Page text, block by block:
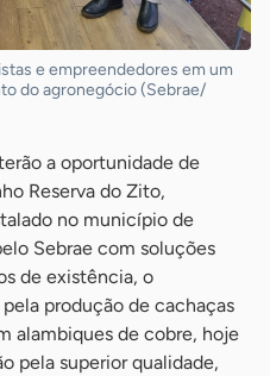
e empreendedores em um
do agronegócio (Sebrae/
a oportunidade de
Reserva do Zito,
no município de
Sebrae com soluções
de existência, o
produção de cachaças
alambiques de cobre, hoje
pela superior qualidade,